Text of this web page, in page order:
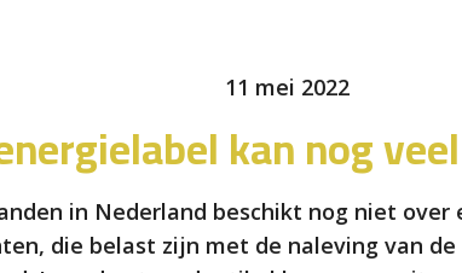
11 mei 2022
kan nog
in Nederland beschikt nog niet over
die belast zijn met de naleving van